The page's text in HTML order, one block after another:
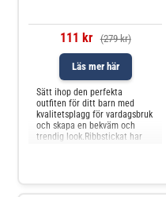
111 kr (279 kr)
Läs mer här
Sätt ihop den perfekta
outfiten för ditt barn med
kvalitetsplagg för vardagsbruk
och skapa en bekväm och
trendig look.Ribbstickat har